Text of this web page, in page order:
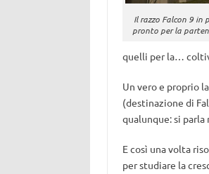
Il razzo Falcon 9 in
pronto per la
quelli per la…
Un vero e proprio
(destinazione di
qualunque: si
E così una volta
per studiare la